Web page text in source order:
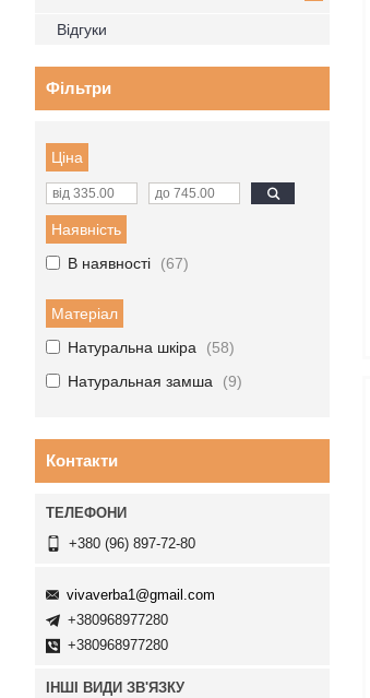
Відгуки
Фільтри
Ціна
Наявність
В наявності
67
Матеріал
Натуральна шкіра
58
Натуральная замша
9
Контакти
+380 (96) 897-72-80
vivaverba1@gmail.com
+380968977280
+380968977280
ІНШІ ВИДИ ЗВ'ЯЗКУ